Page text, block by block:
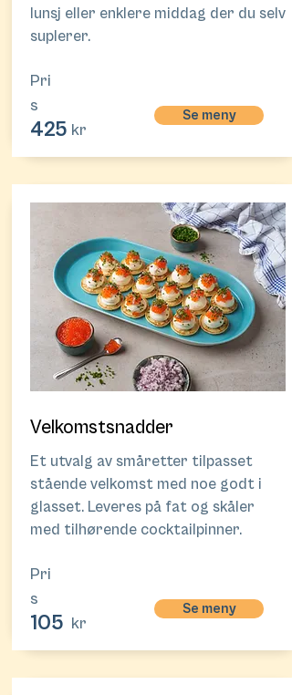
lunsj eller enklere middag der du selv
suplerer.
Pri
s
kr
425
Se meny
Velkomstsnadder
Et utvalg av småretter tilpasset
stående velkomst med noe godt i
glasset. Leveres på fat og skåler
med tilhørende cocktailpinner.
Pri
s
kr
105
Se meny